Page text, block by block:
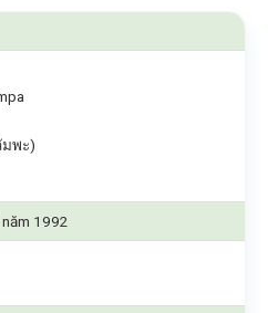
พะ)
1992